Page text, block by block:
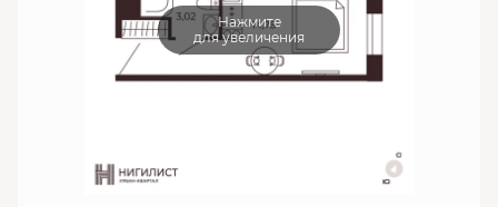
Нажмите
для увеличения